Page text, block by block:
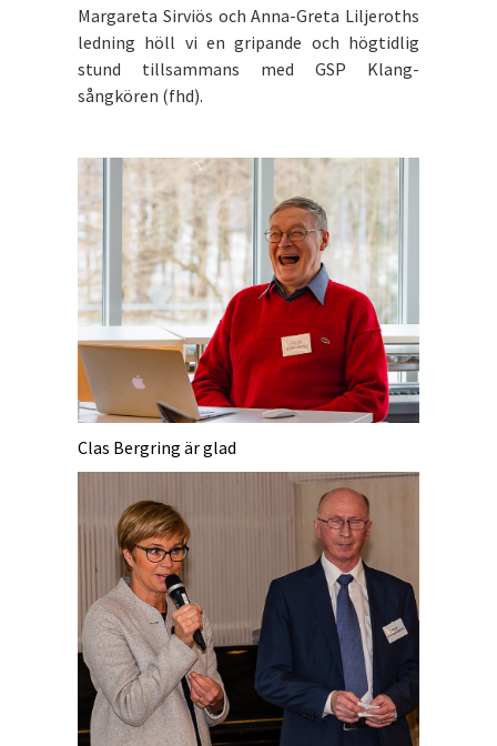
Margareta Sirviös och Anna-Greta Liljeroths
ledning höll vi en gripande och högtidlig
stund tillsammans med GSP Klang-
sångkören (fhd).
Clas Bergring är glad